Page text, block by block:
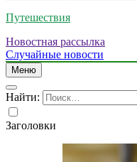
Путешествия
Новостная рассылка
Случайные новости
Меню
Найти:
Заголовки